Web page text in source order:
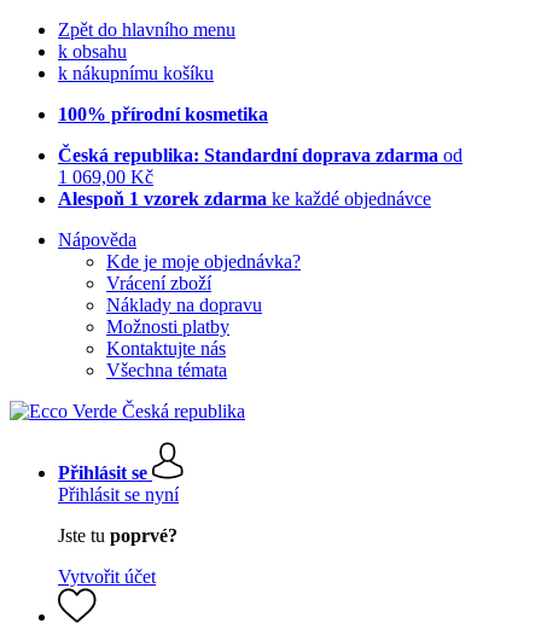
Zpět do hlavního menu
k obsahu
k nákupnímu košíku
100% přírodní kosmetika
Česká republika: Standardní doprava zdarma od
1 069,00 Kč
Alespoň 1 vzorek zdarma ke každé objednávce
Nápověda
Kde je moje objednávka?
Vrácení zboží
Náklady na dopravu
Možnosti platby
Kontaktujte nás
Všechna témata
Přihlásit se
Přihlásit se nyní
Jste tu poprvé?
Vytvořit účet